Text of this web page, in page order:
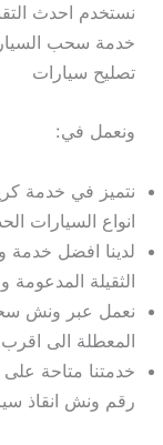
نستخدم احدث
خدمة سحب
تصليح سيارات
ونعمل في:
نتميز في خدمة
انواع السيارات
لدينا افضل
الثقيلة المدعومة
نعمل عبر ونش
المعطلة الى اقرب
رقم ونش انقاذ